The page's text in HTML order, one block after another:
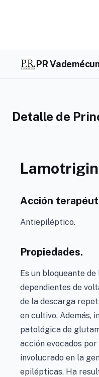
PR
Detalle de
Acción
Antiepiléptico.
Propiedades.
Es un bloqueante
dependientes de
de la descarga
en cultivo. Además,
patológica de
acción evocados
involucrado en la
epilépticas. Ha